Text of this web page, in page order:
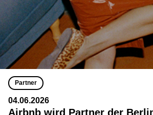
Partner
04.06.2026
Airbnb wird Partner der